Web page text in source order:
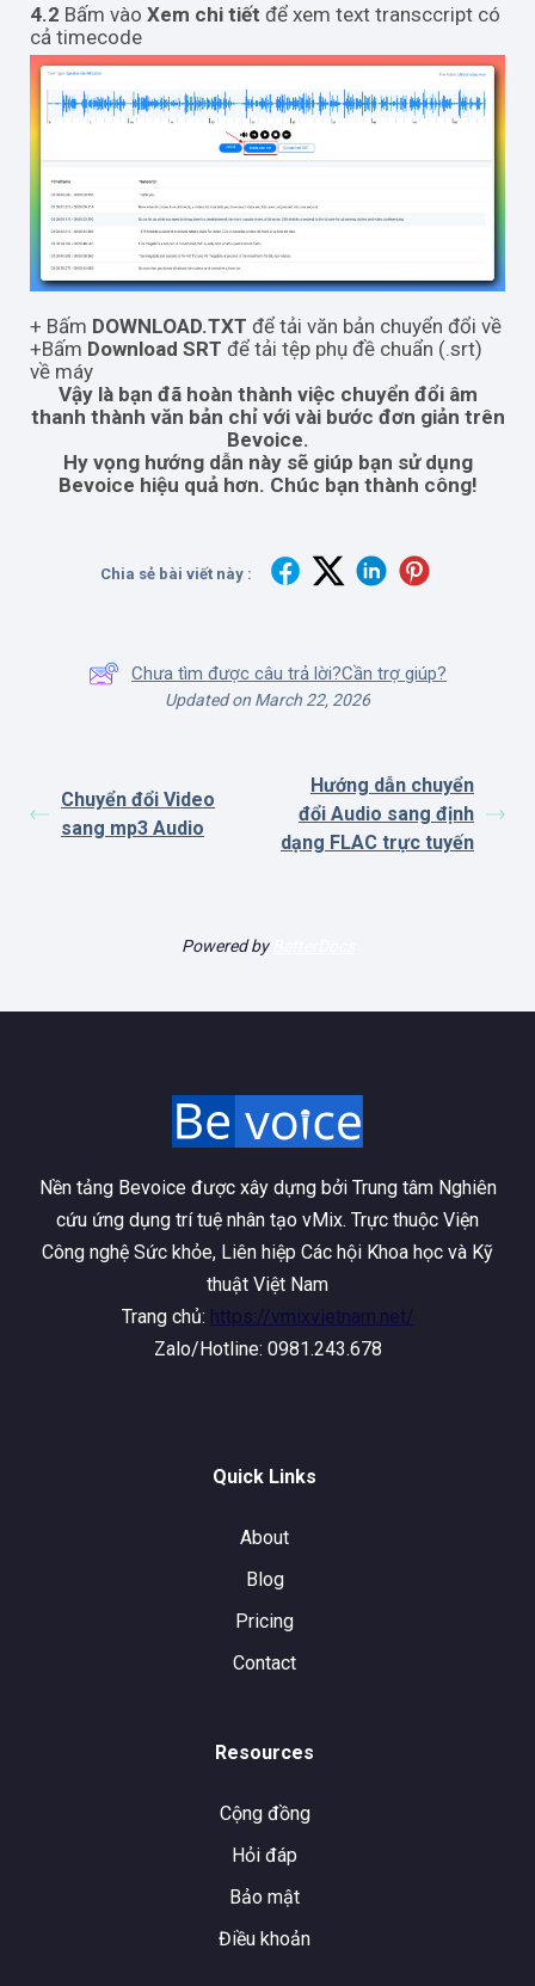
4.2 Bấm vào Xem chi tiết để xem text transccript có
cả timecode
+ Bấm DOWNLOAD.TXT để tải văn bản chuyển đổi về
+Bấm Download SRT để tải tệp phụ đề chuẩn (.srt)
về máy
Vậy là bạn đã hoàn thành việc chuyển đổi âm
thanh thành văn bản chỉ với vài bước đơn giản trên
Bevoice.
Hy vọng hướng dẫn này sẽ giúp bạn sử dụng
Bevoice hiệu quả hơn. Chúc bạn thành công!
Chia sẻ bài viết này :
Chưa tìm được câu trả lời?Cần trợ giúp?
Updated on March 22, 2026
Chuyển đổi Video
sang mp3 Audio
Hướng dẫn chuyển
đổi Audio sang định
dạng FLAC trực tuyến
Powered by
Nền tảng Bevoice được xây dựng bởi Trung tâm Nghiên
cứu ứng dụng trí tuệ nhân tạo vMix. Trực thuộc Viện
Công nghệ Sức khỏe, Liên hiệp Các hội Khoa học và Kỹ
thuật Việt Nam
Trang chủ:
Zalo/Hotline: 0981.243.678
Quick Links
About
Blog
Pricing
Contact
Resources
Cộng đồng
Hỏi đáp
Bảo mật
Điều khoản